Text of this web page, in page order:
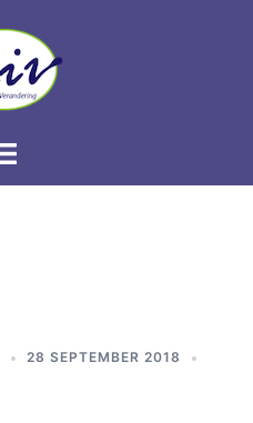
28 SEPTEMBER 2018